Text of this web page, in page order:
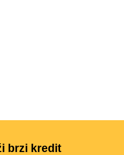
brzi kredit